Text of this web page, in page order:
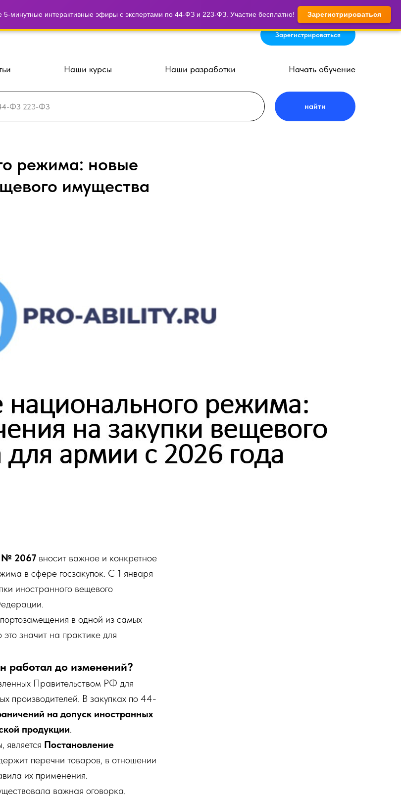
5-минутные интерактивные эфиры с экспертами по 44-ФЗ и 223-ФЗ. Участие бесплатно! Зарегистрироваться
Зарегистрироваться
Наши курсы Наши разработки Начать обучение
найти
режима: новые
имущества
№ 2067 вносит важное и конкретное
в сфере госзакупок. С 1 января
иностранного вещевого
в одной из самых
это значит на практике для
работал до изменений?
Правительством РФ для
производителей. В закупках по 44-
на допуск иностранных
продукции.
является Постановление
перечни товаров, в отношении
их применения.
важная оговорка.